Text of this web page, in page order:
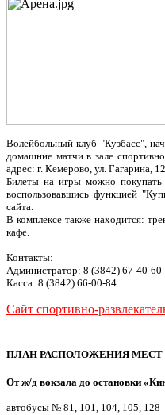
Волейбольный клуб "Кузбасс",
домашние матчи в зале
адрес: г. Кемерово, ул. Гагарина,
Билеты на игры можно
воспользовавшись функцией
сайта.
В комплексе также находится:
кафе.
Контакты:
Администратор: 8 (3842) 67-40-60
Касса: 8 (3842) 66-00-84
Сайт спортивно-
ПЛАН РАСПОЛОЖЕНИЯ МЕСТ
От ж/д вокзала до остановки
автобусы № 81, 101, 104, 105, 128